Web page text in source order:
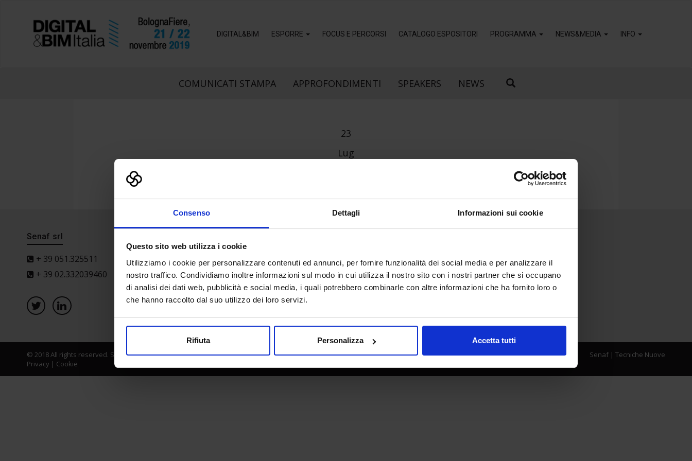
Consenso Dettagli Informazioni sui cookie
Questo sito web utilizza i cookie
Utilizziamo i cookie per personalizzare contenuti ed annunci, per fornire funzionalità dei social media e per analizzare il
nostro traffico. Condividiamo inoltre informazioni sul modo in cui utilizza il nostro sito con i nostri partner che si occupano
di analisi dei dati web, pubblicità e social media, i quali potrebbero combinarle con altre informazioni che ha fornito loro o
che hanno raccolto dal suo utilizzo dei loro servizi.
Rifiuta Personalizza Accetta tutti
DIGITAL&BIM ESPORRE FOCUS E PERCORSI CATALOGO ESPOSITORI PROGRAMMA NEWS&MEDIA INFO
COMUNICATI STAMPA APPROFONDIMENTI SPEAKERS NEWS
23
Lug
Senaf srl
+ 39 051.325511
+ 39 02.332039460
© 2018 All rights reserved. Senaf srl - Gruppo Tecniche Nuove Spa - P.IVA 06382730155 - C.F. 02213830371
Privacy | Cookie
Senaf| Tecniche Nuove